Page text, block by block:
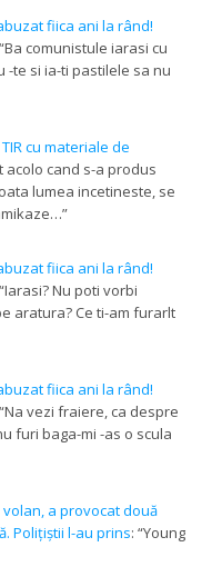
fiica ani la rând!
Ba comunistule iarasi cu
-te si ia-ti pastilele sa nu
cu materiale de
acolo cand s-a produs
lumea incetineste, se
”
fiica ani la rând!
Iarasi? Nu poti vorbi
aratura? Ce ti-am furarlt
fiica ani la rând!
Na vezi fraiere, ca despre
furi baga-mi -as o scula
a provocat două
Polițiștii l-au prins: “Young